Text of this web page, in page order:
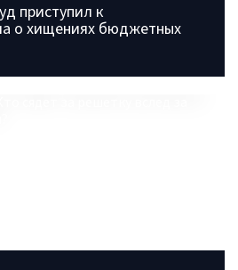
приступил к
о хищениях бюджетных